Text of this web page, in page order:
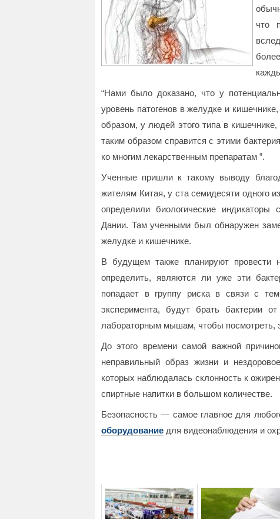
что
“Нами было доказано, что у
уровень патогенов в желудке и
образом, у людей этого типа в
таким образом справится с этими
ко многим лекарственным препаратам ”.
Ученные пришли к такому выводу
жителям Китая, у ста семидесяти одного
определили биологические
Дании. Там ученными был обнаружен
желудке и кишечнике.
В будущем также планируют провести
определить, являются ли уже эти
попадает в группу риска в связи с
эксперимента, будут брать бактерии
лабораторным мышам, чтобы посмотреть,
До этого времени самой важной
неправильный образ жизни и
которых наблюдалась склонность к
спиртные напитки в большом количестве.
Безопасность — самое главное для
оборудование для видеонаблюдения и